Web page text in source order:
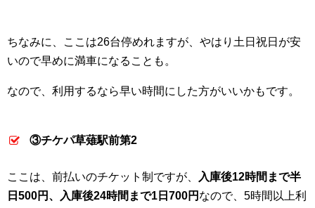
ちなみに、ここは26台停めれますが、やはり土日祝日が安
いので早めに満車になることも。
なので、利用するなら早い時間にした方がいいかもです。
③チケパ草薙駅前第2
ここは、前払いのチケット制ですが、
入庫後12時間まで半
日500円、入庫後24時間まで1日700円 なので、5時間以上利